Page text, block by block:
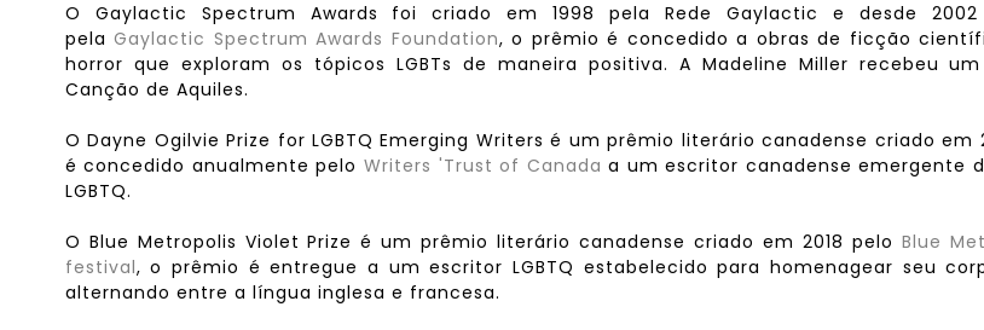
O Gaylactic Spectrum Awards foi criado em 1998 pela Rede Gaylactic e desde 2002
pela Gaylactic Spectrum Awards Foundation, o prêmio é concedido a obras de ficção
horror que exploram os tópicos LGBTs de maneira positiva. A Madeline Miller recebeu
Canção de Aquiles.
O Dayne Ogilvie Prize for LGBTQ Emerging Writers é um prêmio literário canadense criado em
é concedido anualmente pelo Writers 'Trust of Canada a um escritor canadense emergente
LGBTQ.
O Blue Metropolis Violet Prize é um prêmio literário canadense criado em 2018 pelo Blue
festival, o prêmio é entregue a um escritor LGBTQ estabelecido para homenagear seu
alternando entre a língua inglesa e francesa.